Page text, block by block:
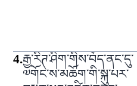
4.རྒྱ་རིཊ་ཤིག་གིས་བོད་ནང་དུ་
༧གོང་ས་མཆོག་གི་སྐུ་པར་